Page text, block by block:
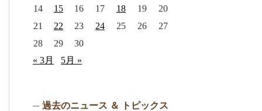
14 15 16 17 18 19
20
21
22 23 24 25 26
27
28
29
30
« 3月
5月 »
過去のニュース ＆ トピックス